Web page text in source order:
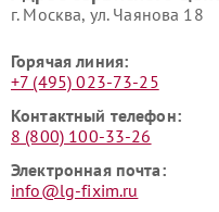
г. Москва, ул. Чаянова 18
Горячая линия:
+7 (495) 023-73-25
Контактный телефон:
8 (800) 100-33-26
Электронная почта:
info@lg-fixim.ru